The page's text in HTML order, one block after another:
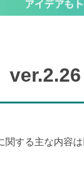
関する主な内容